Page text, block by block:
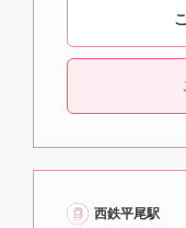
西鉄平尾駅